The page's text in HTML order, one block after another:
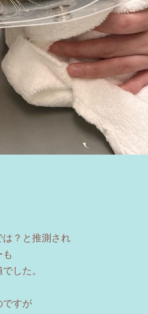
は？と推測され
も
した。
ですが